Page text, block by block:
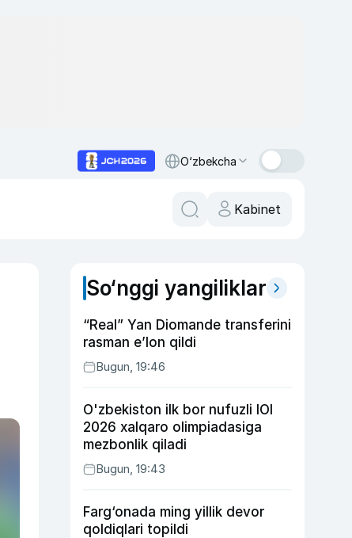
O‘zbekcha
Kabinet
So‘nggi yangiliklar
“Real” Yan Diomande transferini
rasman e’lon qildi
Bugun, 19:46
O'zbekiston ilk bor nufuzli IOI
2026 xalqaro olimpiadasiga
mezbonlik qiladi
Bugun, 19:43
Farg‘onada ming yillik devor
qoldiqlari topildi